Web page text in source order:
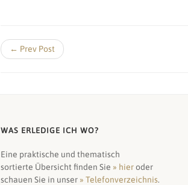
← Prev Post
WAS ERLEDIGE ICH WO?
Eine praktische und thematisch
sortierte Übersicht finden Sie » hieroder
schauen Sie in unser » Telefonverzeichnis.